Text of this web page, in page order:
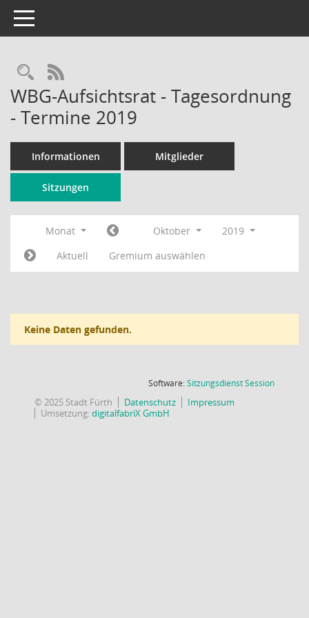
Toggle navigation
Rechercheauswahl
RSS-Feed
WBG-Aufsichtsrat - Tagesordnung
- Termine 2019
Informationen Mitglieder
Sitzungen
Monat Oktober
2019
Aktuell
Gremium auswählen
Keine Daten gefunden.
Software:SitzungsdienstSession(Wird in
© 2025 Stadt Fürth Datenschutz
Impressum
Umsetzung:digitalfabriX GmbH